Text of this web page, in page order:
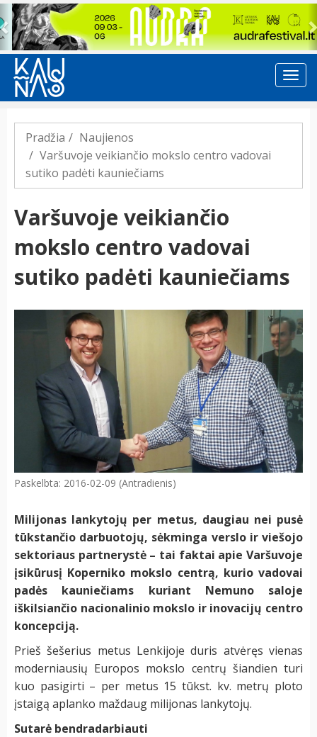
Previous
Pradžia
Naujienos
Varšuvoje veikiančio mokslo centro vadovai
sutiko padėti kauniečiams
Varšuvoje veikiančio
mokslo centro vadovai
sutiko padėti kauniečiams
Paskelbta: 2016-02-09 (Antradienis)
Milijonas lankytojų per metus, daugiau nei pusė
tūkstančio darbuotojų, sėkminga verslo ir viešojo
sektoriaus partnerystė – tai faktai apie Varšuvoje
įsikūrusį Koperniko mokslo centrą, kurio vadovai
padės kauniečiams kuriant Nemuno saloje
iškilsiančio nacionalinio mokslo ir inovacijų centro
koncepciją.
Prieš šešerius metus Lenkijoje duris atvėręs vienas
moderniausių Europos mokslo centrų šiandien turi
kuo pasigirti – per metus 15 tūkst. kv. metrų ploto
įstaigą aplanko maždaug milijonas lankytojų.
Sutarė bendradarbiauti